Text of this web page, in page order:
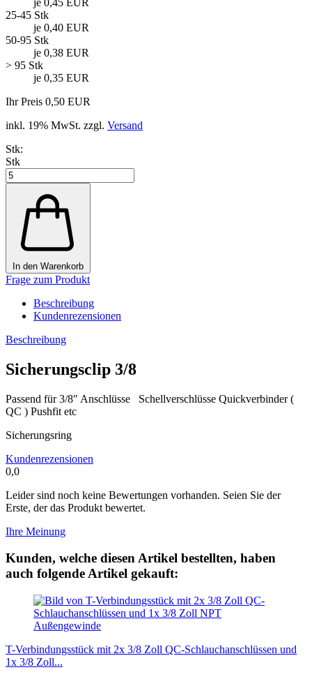
25-45 Stk
je 0,40 EUR
50-95 Stk
je 0,38 EUR
> 95 Stk
je 0,35 EUR
Ihr Preis 0,50 EUR
inkl. 19% MwSt. zzgl. Versand
Stk:
Stk
In den Warenkorb
Frage zum Produkt
Beschreibung
Kundenrezensionen
Beschreibung
Sicherungsclip 3/8
Passend für 3/8" Anschlüsse Schellverschlüsse Quickverbinder (
QC ) Pushfit etc
Sicherungsring
Kundenrezensionen
0,0
Leider sind noch keine Bewertungen vorhanden. Seien Sie der
Erste, der das Produkt bewertet.
Ihre Meinung
Kunden, welche diesen Artikel bestellten, haben
auch folgende Artikel gekauft:
T-Verbindungsstück mit 2x 3/8 Zoll QC-Schlauchanschlüssen und
1x 3/8 Zoll...